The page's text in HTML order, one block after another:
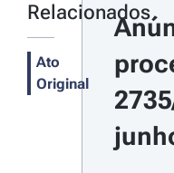
Relacionados
Ato
Original